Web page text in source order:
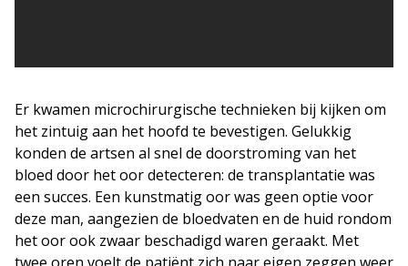
Er kwamen microchirurgische technieken bij kijken om
het zintuig aan het hoofd te bevestigen. Gelukkig
konden de artsen al snel de doorstroming van het
bloed door het oor detecteren: de transplantatie was
een succes. Een kunstmatig oor was geen optie voor
deze man, aangezien de bloedvaten en de huid rondom
het oor ook zwaar beschadigd waren geraakt. Met